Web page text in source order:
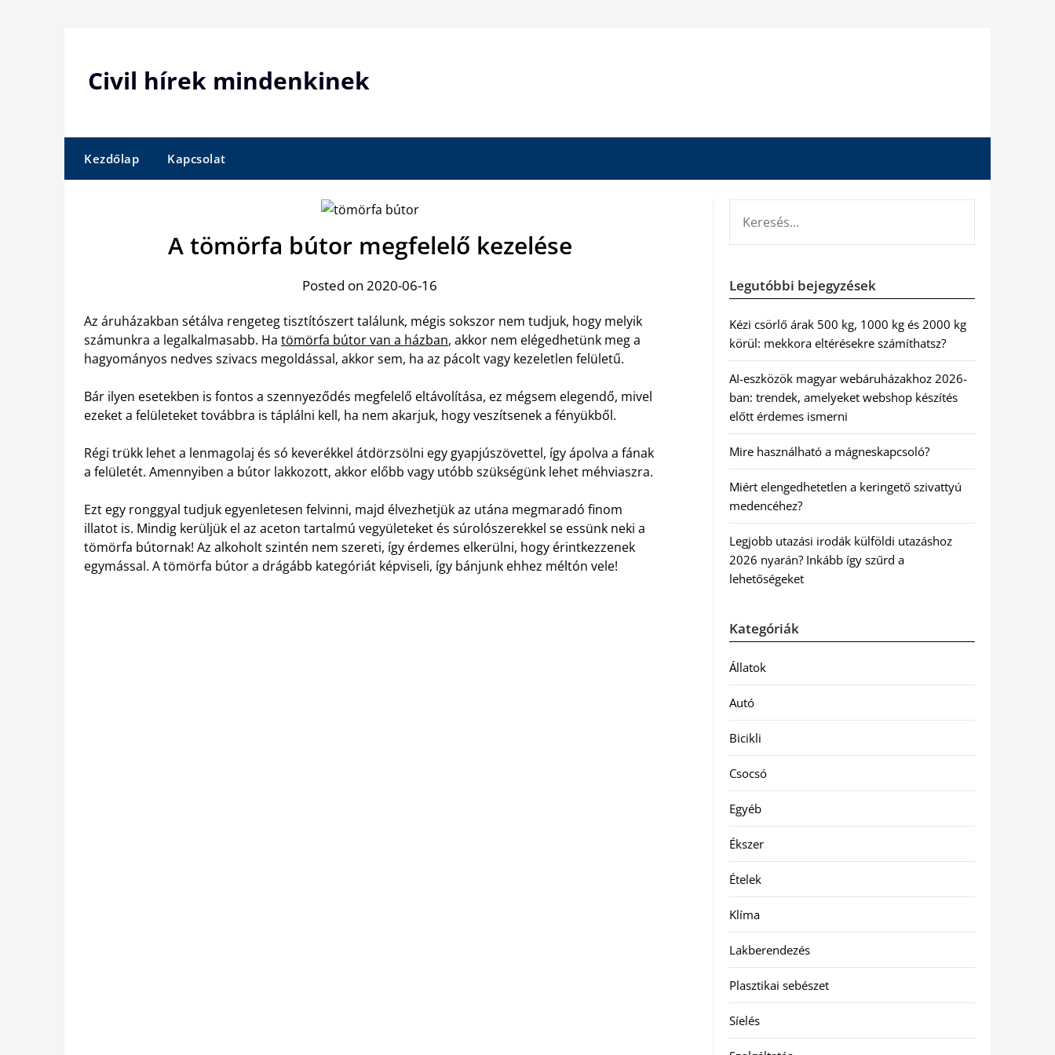
Civil hírek mindenkinek
Kezdőlap Kapcsolat
A tömörfa bútor megfelelő kezelése
Posted on 2020-06-16
Az áruházakban sétálva rengeteg tisztítószert találunk, mégis sokszor nem tudjuk, hogy melyik
számunkra a legalkalmasabb. Ha tömörfa bútor van a házban, akkor nem elégedhetünk meg a
hagyományos nedves szivacs megoldással, akkor sem, ha az pácolt vagy kezeletlen felületű.
Bár ilyen esetekben is fontos a szennyeződés megfelelő eltávolítása, ez mégsem elegendő, mivel
ezeket a felületeket továbbra is táplálni kell, ha nem akarjuk, hogy veszítsenek a fényükből.
Régi trükk lehet a lenmagolaj és só keverékkel átdörzsölni egy gyapjúszövettel, így ápolva a fának
a felületét. Amennyiben a bútor lakkozott, akkor előbb vagy utóbb szükségünk lehet méhviaszra.
Ezt egy ronggyal tudjuk egyenletesen felvinni, majd élvezhetjük az utána megmaradó finom
illatot is. Mindig kerüljük el az aceton tartalmú vegyületeket és súrolószerekkel se essünk neki a
tömörfa bútornak! Az alkoholt szintén nem szereti, így érdemes elkerülni, hogy érintkezzenek
egymással. A tömörfa bútor a drágább kategóriát képviseli, így bánjunk ehhez méltón vele!
Legutóbbi bejegyzések
Kézi csörlő árak 500 kg, 1000 kg és 2000 kg
körül: mekkora eltérésekre számíthatsz?
AI-eszközök magyar webáruházakhoz 2026-
ban: trendek, amelyeket webshop készítés
előtt érdemes ismerni
Mire használható a mágneskapcsoló?
Miért elengedhetetlen a keringető szivattyú
medencéhez?
Legjobb utazási irodák külföldi utazáshoz
2026 nyarán? Inkább így szűrd a
lehetőségeket
Kategóriák
Állatok
Autó
Bicikli
Csocsó
Egyéb
Ékszer
Ételek
Klíma
Lakberendezés
Plasztikai sebészet
Síelés